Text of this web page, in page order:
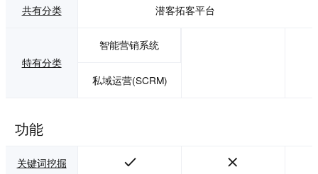
共有分类 潜客拓客平台
特有分类
智能营销系统
私域运营(SCRM)
功能
关键词挖掘